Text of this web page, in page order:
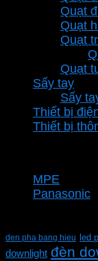
Quạt
Quạt
Quạt
Quạt
Sấy tay
Sấy
Thiết bị
Thiết bị
MPE
Panasonic
den pha bang hieu led
downlight đèn